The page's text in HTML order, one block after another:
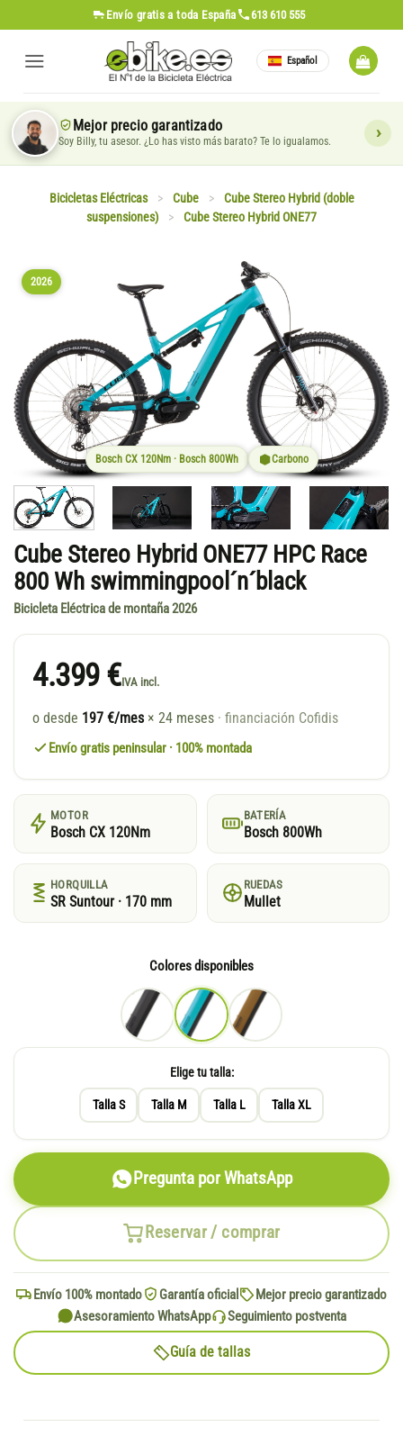
al
contenido
Envío gratis a toda España 613 610 555
Español
Mejor precio garantizado
Soy Billy, tu asesor. ¿Lo has visto más barato? Te lo igualamos.
Bicicletas Eléctricas > Cube >
Cube Stereo Hybrid (doble
suspensiones)
> Cube Stereo Hybrid ONE77
2026
Bosch CX 120Nm · Bosch 800Wh Carbono
Cube Stereo Hybrid ONE77 HPC Race
800 Wh swimmingpool´n´black
Bicicleta Eléctrica de montaña 2026
4.399 €IVA incl.
o desde 197 €/mes × 24 meses · financiación Cofidis
Envío gratis peninsular · 100% montada
MOTOR
Bosch CX 120Nm
BATERÍA
Bosch 800Wh
HORQUILLA
SR Suntour · 170 mm
RUEDAS
Mullet
Colores disponibles
Elige tu talla:
Talla S Talla M Talla L Talla XL
Reservar / comprar
Pregunta por WhatsApp
Envío 100% montado Garantía oficial
Mejor precio garantizado
Asesoramiento WhatsApp
Seguimiento postventa
Guía de tallas